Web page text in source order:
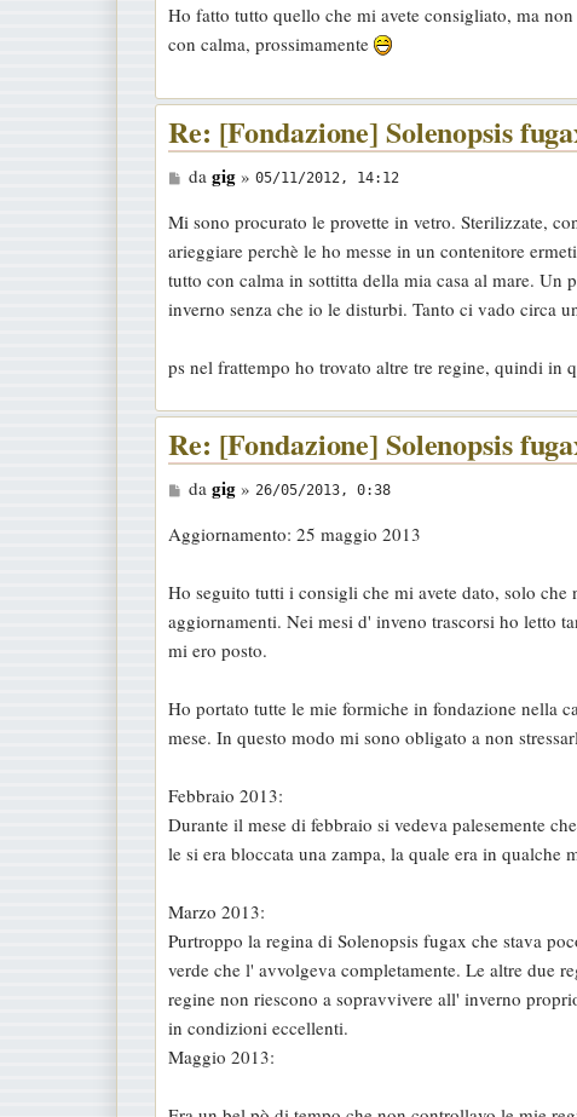
a
g
i
o
Ho fatto tutto quello che mi avete consigliato, ma
con calma, prossimamente
Re: [Fondazione] Solenopsis
M
s
s
a
g
i
o
da gig» 05/11/2012, 14:12
Mi sono procurato le provette in vetro. Sterilizzate,
arieggiare perchè le ho messe in un contenitore
tutto con calma in sottitta della mia casa al mare.
inverno senza che io le disturbi. Tanto ci vado circa
ps nel frattempo ho trovato altre tre regine, quindi in
Re: [Fondazione] Solenopsis
M
s
a
g
g
o
da gig» 26/05/2013, 0:38
Aggiornamento: 25 maggio 2013
Ho seguito tutti i consigli che mi avete dato, solo
aggiornamenti. Nei mesi d' inveno trascorsi ho letto
mi ero posto.
Ho portato tutte le mie formiche in fondazione nella
mese. In questo modo mi sono obligato a non
Febbraio 2013:
Durante il mese di febbraio si vedeva palesemente
le si era bloccata una zampa, la quale era in qualche
Marzo 2013:
Purtroppo la regina di Solenopsis fugax che stava
verde che l' avvolgeva completamente. Le altre due
regine non riescono a sopravvivere all' inverno
in condizioni eccellenti.
Maggio 2013: